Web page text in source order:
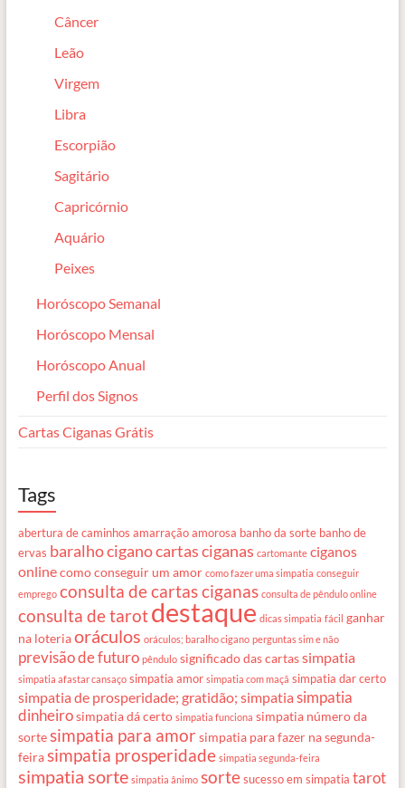
Câncer
Leão
Virgem
Libra
Escorpião
Sagitário
Capricórnio
Aquário
Peixes
Horóscopo Semanal
Horóscopo Mensal
Horóscopo Anual
Perfil dos Signos
Cartas Ciganas Grátis
Tags
abertura de caminhos amarração amorosa banho da sorte banho de
ervas baralho ciganocartas ciganas cartomante ciganos
onlinecomo conseguir um amor como fazer uma simpatia conseguir
emprego consulta de cartas ciganas consulta de pêndulo online
consulta de tarotdestaque dicas simpatia fácil ganhar
na loteriaoráculos oráculos; baralho cigano perguntas sim e não
previsão de futuro pêndulo significado das cartassimpatia
simpatia afastar cansaço simpatia amor simpatia com maçã simpatia dar certo
simpatia de prosperidade; gratidão; simpatia simpatia
dinheirosimpatia dá certo simpatia funciona simpatia número da
sortesimpatia para amor simpatia para fazer na segunda-
feirasimpatia prosperidade simpatia segunda-feira
simpatia sorte simpatia ânimo sorte sucesso em simpatia tarot